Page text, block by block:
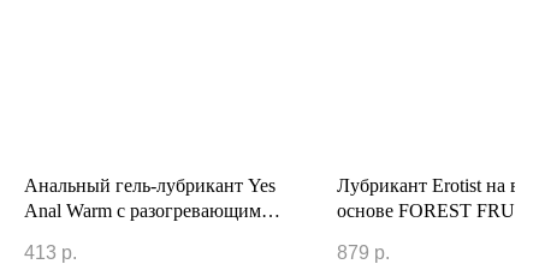
Анальный гель-лубрикант Yes
Anal Warm с разогревающим
413 р.
Лубрикант Erotist на
основе FOREST FRUIT,
879 р.